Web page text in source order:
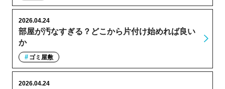
部屋が汚なすぎる？どこから片付け始めれば良い
か
2026.04.24
ゴミ屋敷
2026.04.24